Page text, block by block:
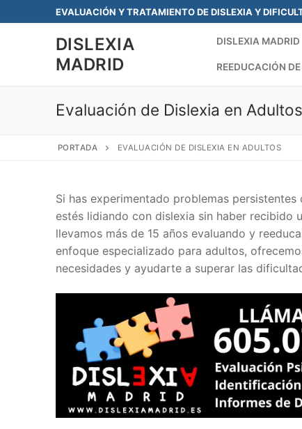
al
EVALUACIÓN Y TRATAMIENTO DE DISLEXIA Y
DISLEXIA
MADRID
DISLEXIA MADRID
REEDUCACIÓN
Evaluación de Dislexia en Adultos
PORTADA EVALUACIÓN DE DISLEXIA EN ADULTOS
Si has experimentado problemas
estés lidiando con dislexia sin haber recibido
llevamos más de 15 años evaluando y
enfoque especializado para adultos,
necesidades y ayudarte a superar las